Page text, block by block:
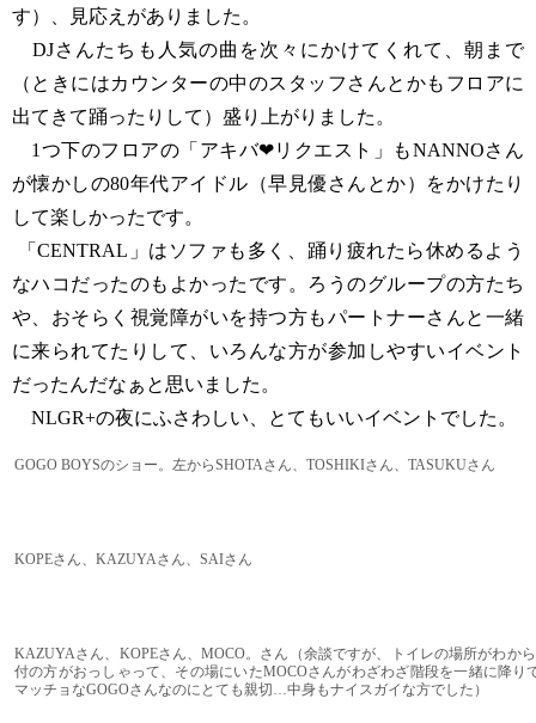
す）、見応えがありました。
DJさんたちも人気の曲を次々にかけてくれて、朝まで
（ときにはカウンターの中のスタッフさんとかもフロアに
出てきて踊ったりして）盛り上がりました。
1つ下のフロアの「アキバ❤︎リクエスト」もNANNOさん
が懐かしの80年代アイドル（早見優さんとか）をかけたり
して楽しかったです。
「CENTRAL」はソファも多く、踊り疲れたら休めるよう
なハコだったのもよかったです。ろうのグループの方たち
や、おそらく視覚障がいを持つ方もパートナーさんと一緒
に来られてたりして、いろんな方が参加しやすいイベント
だったんだなぁと思いました。
NLGR+の夜にふさわしい、とてもいいイベントでした。
GOGO BOYSのショー。左からSHOTAさん、TOSHIKIさん、TASUKUさん
KOPEさん、KAZUYAさん、SAIさん
KAZUYAさん、KOPEさん、MOCO。さん（余談ですが、トイレの場所がわか
付の方がおっしゃって、その場にいたMOCOさんがわざわざ階段を一緒に降り
マッチョなGOGOさんなのにとても親切…中身もナイスガイな方でした）